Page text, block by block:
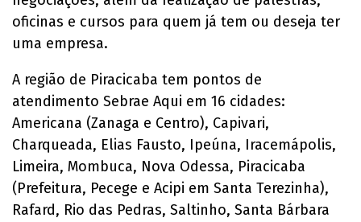
oficinas e cursos para quem já tem ou deseja ter
uma empresa.
A região de Piracicaba tem pontos de
atendimento Sebrae Aqui em 16 cidades:
Americana (Zanaga e Centro), Capivari,
Charqueada, Elias Fausto, Ipeúna, Iracemápolis,
Limeira, Mombuca, Nova Odessa, Piracicaba
(Prefeitura, Pecege e Acipi em Santa Terezinha),
Rafard, Rio das Pedras, Saltinho, Santa Bárbara